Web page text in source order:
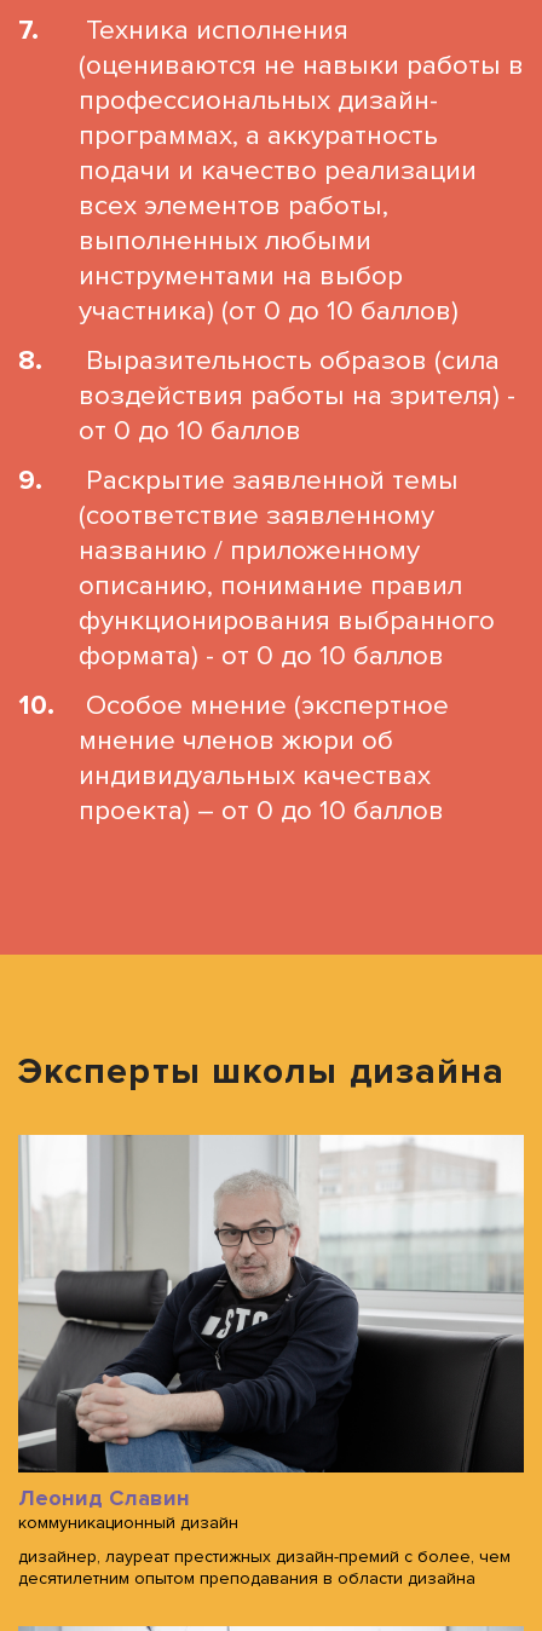
Техника исполнения
(оцениваются не навыки работы в
профессиональных дизайн-
программах, а аккуратность
подачи и качество реализации
всех элементов работы,
выполненных любыми
инструментами на выбор
участника) (от 0 до 10 баллов)
Выразительность образов (сила
воздействия работы на зрителя) -
от 0 до 10 баллов
Раскрытие заявленной темы
(соответствие заявленному
названию / приложенному
описанию, понимание правил
функционирования выбранного
формата) - от 0 до 10 баллов
Особое мнение (экспертное
мнение членов жюри об
индивидуальных качествах
проекта) – от 0 до 10 баллов
Эксперты школы дизайна
Леонид Славин
коммуникационный дизайн
дизайнер, лауреат престижных дизайн-премий с более, чем
десятилетним опытом преподавания в области дизайна